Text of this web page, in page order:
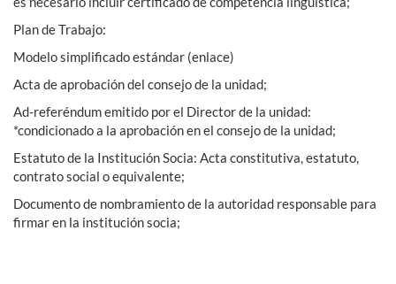
Plan de Trabajo:
Modelo simplificado estándar (enlace)
Acta de aprobación del consejo de la unidad;
Ad-referéndum emitido por el Director de la unidad:
*condicionado a la aprobación en el consejo de la unidad;
Estatuto de la Institución Socia: Acta constitutiva, estatuto,
contrato social o equivalente;
Documento de nombramiento de la autoridad responsable para
firmar en la institución socia;